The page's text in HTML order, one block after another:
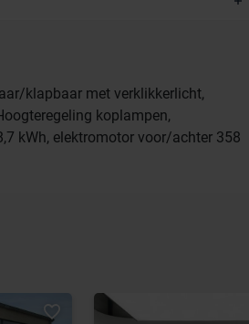
klapbaar met verklikkerlicht,
koplampen,
kWh, elektromotor voor/achter 358